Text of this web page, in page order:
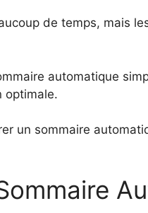
de temps, mais
automatique
optimale.
un sommaire